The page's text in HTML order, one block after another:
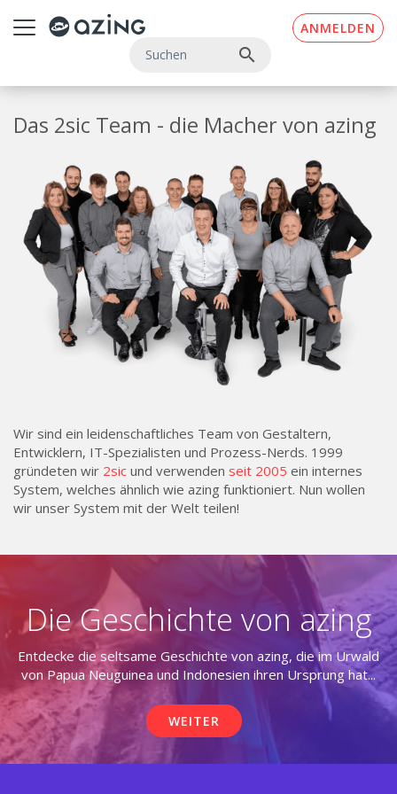
ANMELDEN
search
Das 2sic Team - die Macher von azing
Wir sind ein leidenschaftliches Team von Gestaltern,
Entwicklern, IT-Spezialisten und Prozess-Nerds. 1999
gründeten wir 2sic und verwenden seit 2005 ein internes
System, welches ähnlich wie azing funktioniert. Nun wollen
wir unser System mit der Welt teilen!
Die Geschichte von azing
Entdecke die seltsame Geschichte von azing, die im Urwald
von Papua Neuguinea und Indonesien ihren Ursprung hat...
WEITER